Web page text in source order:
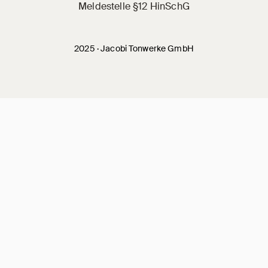
2025 · Jacobi Tonwerke GmbH
Meldestelle §12 HinSchG